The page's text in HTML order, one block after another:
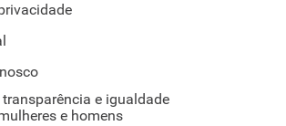
e igualdade
e homens